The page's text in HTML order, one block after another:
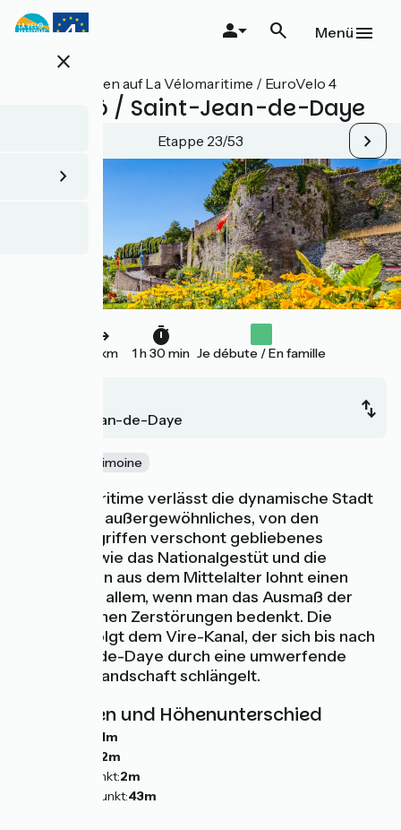
Direkt
zum
close
Menü
Alle Etappen auf La Vélomaritime / EuroVelo 4
Saint-Lô / Saint-Jean-de-Daye
Etappe 23/53
23 km 1 h 30 min Je débute / En famille
Saint-Jean-de-Daye
Patrimoine
Die Vélomaritime verlässt die dynamische Stadt
Saint-Lô. Ihr außergewöhnliches, von den
Bombenangriffen verschont gebliebenes
Kulturerbe wie das Nationalgestüt und die
Stadtmauern aus dem Mittelalter lohnt einen
Besuch; vor allem, wenn man das Ausmaß der
1944 erlittenen Zerstörungen bedenkt. Die
Radroute folgt dem Vire-Kanal, der sich bis nach
Saint-Jean-de-Daye durch eine umwerfende
Postkartenlandschaft schlängelt.
Steigungen und Höhenunterschied
91m
72m
Tiefster Punkt:2m
Höchster Punkt:43m